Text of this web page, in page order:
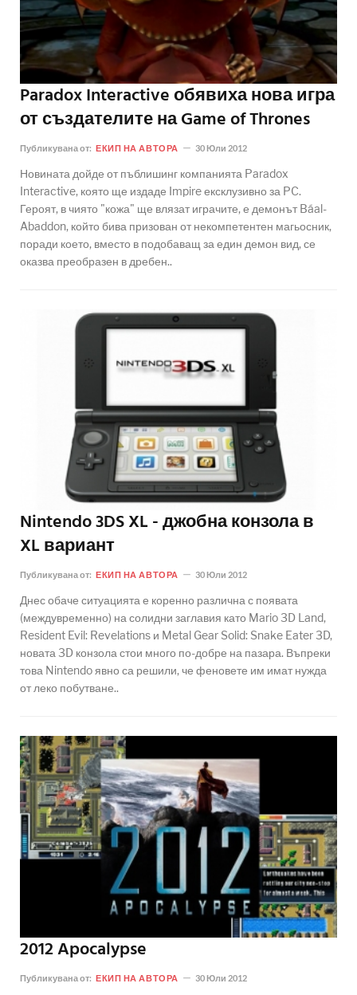
Paradox Interactive обявиха нова игра
от създателите на Game of Thrones
Публикувана от: ЕКИП НА АВТОРА 30 Юли 2012
Новината дойде от пъблишинг компанията Paradox
Interactive, която ще издаде Impire ексклузивно за PC.
Героят, в чиято "кожа" ще влязат играчите, е демонът Báal-
Abaddon, който бива призован от некомпетентен магьосник,
поради което, вместо в подобаващ за един демон вид, се
оказва преобразен в дребен..
Nintendo 3DS XL - джобна конзола в
XL вариант
Публикувана от: ЕКИП НА АВТОРА 30 Юли 2012
Днес обаче ситуацията е коренно различна с появата
(междувременно) на солидни заглавия като Mario 3D Land,
Resident Evil: Revelations и Metal Gear Solid: Snake Eater 3D,
новата 3D конзола стои много по-добре на пазара. Въпреки
това Nintendo явно са решили, че феновете им имат нужда
от леко побутване..
2012 Apocalypse
Публикувана от: ЕКИП НА АВТОРА 30 Юли 2012